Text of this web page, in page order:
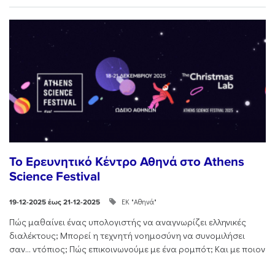
Το Ερευνητικό Κέντρο Αθηνά στο Athens
Science Festival
19-12-2025 έως 21-12-2025 ΕΚ "Αθηνά"
Πώς μαθαίνει ένας υπολογιστής να αναγνωρίζει ελληνικές
διαλέκτους; Μπορεί η τεχνητή νοημοσύνη να συνομιλήσει
σαν… ντόπιος; Πώς επικοινωνούμε με ένα ρομπότ; Και με ποιον